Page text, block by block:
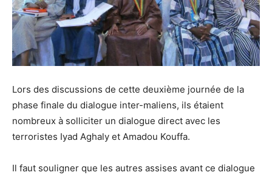
Lors des discussions de cette deuxième journée de la
phase finale du dialogue inter-maliens, ils étaient
nombreux à solliciter un dialogue direct avec les
terroristes Iyad Aghaly et Amadou Kouffa.
Il faut souligner que les autres assises avant ce dialogue